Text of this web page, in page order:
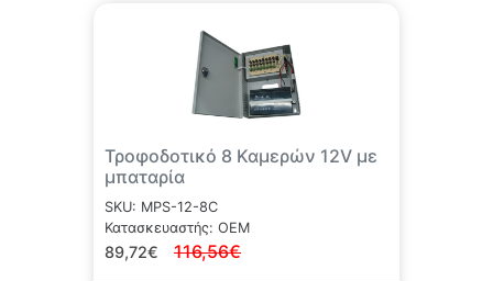
Τροφοδοτικό 8 Καμερών 12V με
μπαταρία
SKU: MPS-12-8C
Κατασκευαστής: OEM
89,72€ 116,56€